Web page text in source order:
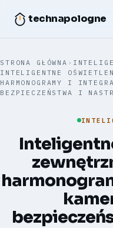
technapologne
STRONA GŁÓWNA ›
INTELIGENTNE
HARMONOGRAMY I
BEZPIECZEŃSTWA I